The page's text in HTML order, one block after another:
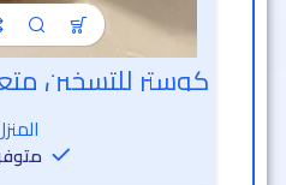
خصم الساعة الذهبية
كوستر للتسخين